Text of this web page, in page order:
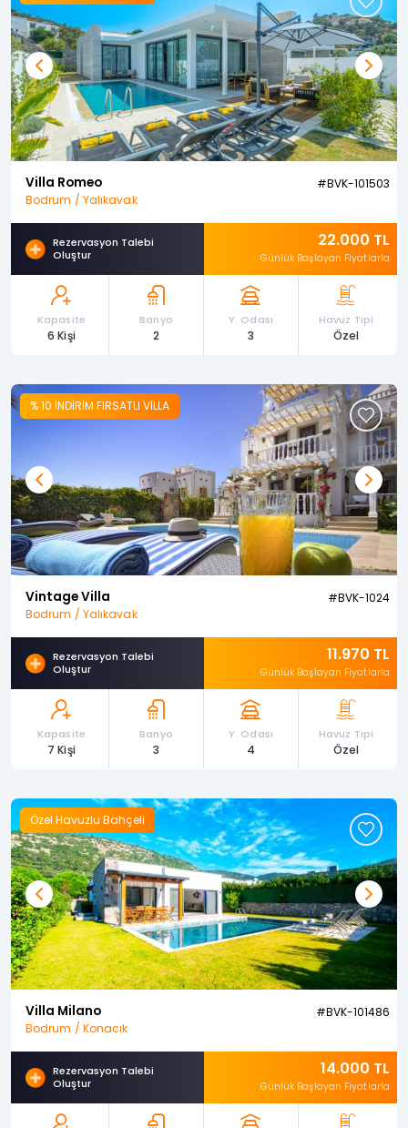
Previous Next
Villa Romeo
#BVK-101503
Bodrum / Yalıkavak
Rezervasyon Talebi
Oluştur
22.000 TL
Günlük Başlayan Fiyatlarla
Kapasite
6 Kişi
Banyo
2
Y. Odası
3
Havuz Tipi
Özel
Previous Next
% 10 İNDİRİM FIRSATLI VİLLA
Vintage Villa
#BVK-1024
Bodrum / Yalıkavak
Rezervasyon Talebi
Oluştur
11.970 TL
Günlük Başlayan Fiyatlarla
Kapasite
7 Kişi
Banyo
3
Y. Odası
4
Havuz Tipi
Özel
Previous Next
Özel Havuzlu Bahçeli
Villa Milano
#BVK-101486
Bodrum / Konacık
Rezervasyon Talebi
Oluştur
14.000 TL
Günlük Başlayan Fiyatlarla